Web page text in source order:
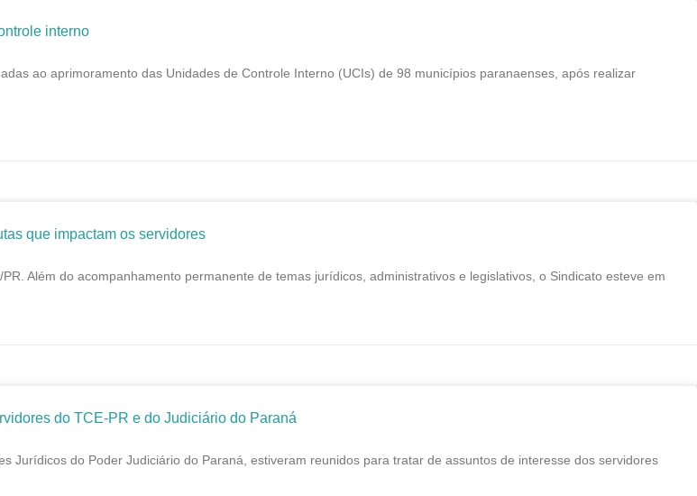
interno
ao aprimoramento das Unidades de Controle Interno (UCIs) de 98 municípios paranaenses, após realizar
que impactam os servidores
Além do acompanhamento permanente de temas jurídicos, administrativos e legislativos, o Sindicato esteve em
do TCE-PR e do Judiciário do Paraná
Jurídicos do Poder Judiciário do Paraná, estiveram reunidos para tratar de assuntos de interesse dos servidores